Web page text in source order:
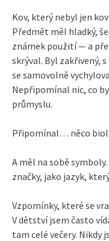
Kov, který nebyl jen
Předmět měl hladký,
známek použití — a
skrýval. Byl zakřivený,
se samovolně
Nepřipomínal nic, co
průmyslu.
Připomínal… něco
A měl na sobě
značky, jako jazyk,
Vzpomínky, které se
V dětství jsem často
tam celé večery. Nikdy